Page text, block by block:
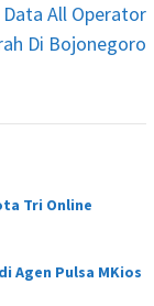
All Operator
Di Bojonegoro
Tri Online
Agen Pulsa MKios